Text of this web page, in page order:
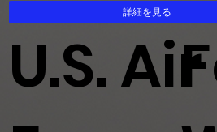
詳細を見る
U.S. Air